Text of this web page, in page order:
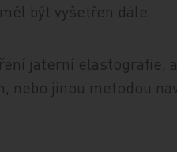
být vyšetřen dále.
jaterní elastografie,
nebo jinou metodou